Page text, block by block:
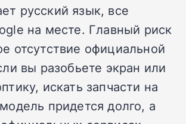
русский язык, все
на месте. Главный риск
отсутствие официальной
вы разобьете экран или
искать запчасти на
придется долго, а